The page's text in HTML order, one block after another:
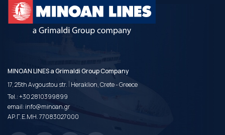
MINOAN LINES a Grimaldi Group Company
17, 25th Avgoustou str. | Heraklion, Crete - Greece
Tel.:+30 2810399899
email:info@minoan.gr
ΑΡ.Γ.Ε.ΜΗ. 77083027000